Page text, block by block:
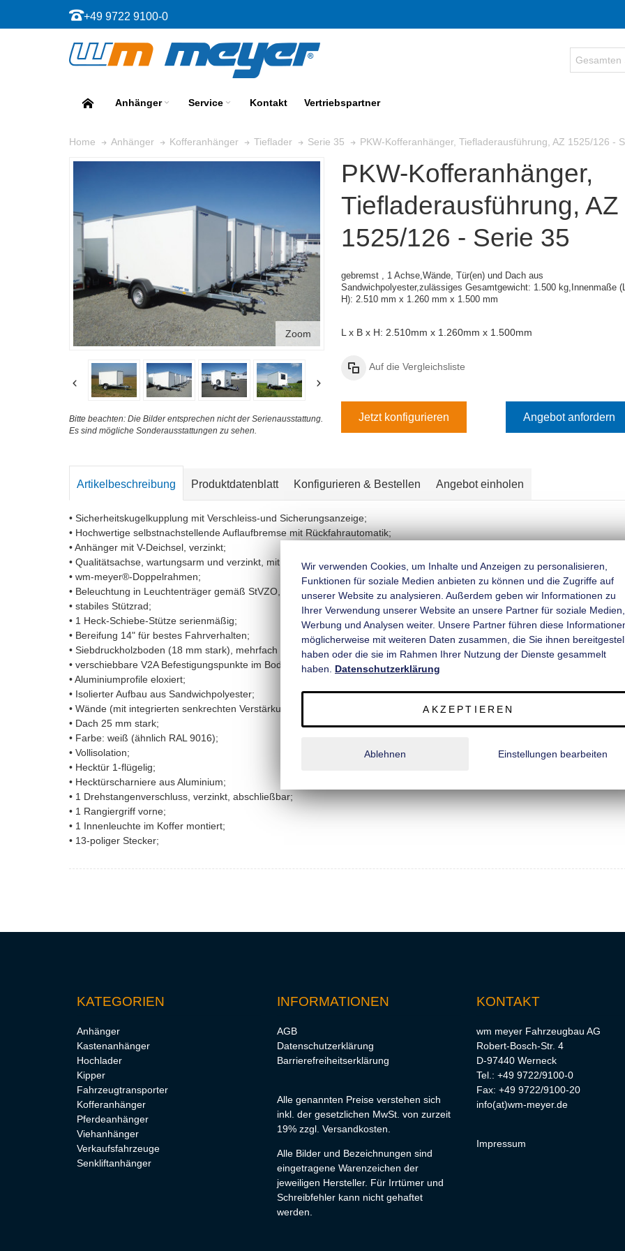
+49 9722 9100-0
Anhänger Service Kontakt Vertriebspartner
Home Anhänger Kofferanhänger Tieflader Serie 35 PKW-Kofferanhänger, Tiefladerausführung, AZ 1525/126 -
Zoom
Bitte beachten: Die Bilder entsprechen nicht der Serienausstattung.
Es sind mögliche Sonderausstattungen zu sehen.
PKW-Kofferanhänger,
Tiefladerausführung, AZ
1525/126 - Serie 35
gebremst , 1 Achse,Wände, Tür(en) und Dach aus
Sandwichpolyester,zulässiges Gesamtgewicht: 1.500 kg, Innenmaße
H): 2.510 mm x 1.260 mm x 1.500 mm
L x B x H: 2.510mm x 1.260mm x 1.500mm
Auf die Vergleichsliste
Jetzt konfigurieren Angebot anfordern
Artikelbeschreibung Produktdatenblatt Konfigurieren & Bestellen Angebot einholen
• Sicherheitskugelkupplung mit Verschleiss-und Sicherungsanzeige;
• Hochwertige selbstnachstellende Auflaufbremse mit Rückfahrautomatik;
• Anhänger mit V-Deichsel, verzinkt;
• Qualitätsachse, wartungsarm und verzinkt, mit Gummifederung für besseres Fahrverhalten;
• wm-meyer®-Doppelrahmen;
• Beleuchtung in Leuchtenträger gemäß StVZO, mit Nebelschlussleuchte und Rückfahrscheinwerfer;
• stabiles Stützrad;
• 1 Heck-Schiebe-Stütze serienmäßig;
• Bereifung 14" für bestes Fahrverhalten;
• Siebdruckholzboden (18 mm stark), mehrfach wasserfest beschichtet und rutschhemmend, Schnittkanten versiegelt;
• verschiebbare V2A Befestigungspunkte im Boden-Wand-Profil, recht und links je 2 Stück;
• Aluminiumprofile eloxiert;
• Isolierter Aufbau aus Sandwichpolyester;
• Wände (mit integrierten senkrechten Verstärkungen) und Tür(en) 18 mm stark;
• Dach 25 mm stark;
• Farbe: weiß (ähnlich RAL 9016);
• Vollisolation;
• Hecktür 1-flügelig;
• Hecktürscharniere aus Aluminium;
• 1 Drehstangenverschluss, verzinkt, abschließbar;
• 1 Rangiergriff vorne;
• 1 Innenleuchte im Koffer montiert;
• 13-poliger Stecker;
KATEGORIEN
Anhänger
Kastenanhänger
Hochlader
Kipper
Fahrzeugtransporter
Kofferanhänger
Pferdeanhänger
Viehanhänger
Verkaufsfahrzeuge
Senkliftanhänger
INFORMATIONEN
AGB
Datenschutzerklärung
Barrierefreiheitserklärung
Alle genannten Preise verstehen sich
inkl. der gesetzlichen MwSt. von zurzeit
19% zzgl. Versandkosten
Alle Bilder und Bezeichnungen sind
eingetragene Warenzeichen der
jeweiligen Hersteller. Für Irrtümer und
Schreibfehler kann nicht gehaftet
werden.
KONTAKT
wm meyer Fahrzeugbau AG
Robert-Bosch-Str. 4
D-97440 Werneck
Tel.: +49 9722/9100-0
Fax: +49 9722/9100-20
info(at)wm-meyer.de
Impressum
Wir verwenden Cookies, um Inhalte und Anzeigen zu personalisieren,
Funktionen für soziale Medien anbieten zu können und die Zugriffe auf
unserer Website zu analysieren. Außerdem geben wir Informationen zu
Ihrer Verwendung unserer Website an unsere Partner für soziale Medien,
Werbung und Analysen weiter. Unsere Partner führen diese
möglicherweise mit weiteren Daten zusammen, die Sie ihnen
haben oder die sie im Rahmen Ihrer Nutzung der Dienste gesammelt
haben. Datenschutzerklärung
AKZEPTIEREN
Ablehnen Einstellungen bearbeiten